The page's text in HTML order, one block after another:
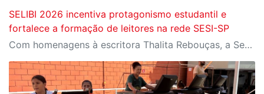
SELIBI 2026 incentiva protagonismo estudantil e
fortalece a formação de leitores na rede SESI-SP
Com homenagens à escritora Thalita Rebouças, a Semana do Livro e da Biblioteca promove criatividade, produção autoral e diferentes formas de expressão entre estudantes da Educação Infantil à EJA